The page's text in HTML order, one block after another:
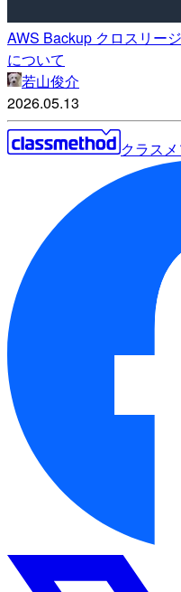
AWS Backup クロスリー
について
若山俊介
2026.05.13
クラス